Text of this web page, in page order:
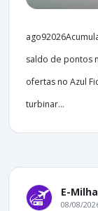
saldo de pontos
ofertas no Azul
turbinar...
E-
08/08/